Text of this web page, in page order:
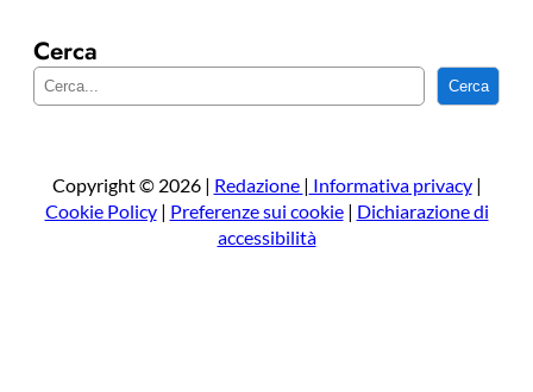
Cerca
e
a
Cerca
Copyright © 2026 | Redazione | Informativa privacy|
Cookie Policy| Preferenze sui cookie| Dichiarazione di
accessibilità